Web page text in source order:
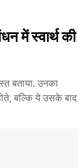
में स्वार्थ की
बताया. उनका
बल्कि ये उसके बाद